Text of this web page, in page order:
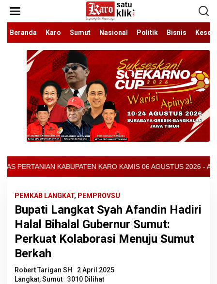
konten
Beranda
Karo Sumut Nasional Politik Bisnis
KARO KAMIS 06 AGUSTUS 2026 - ARCIS BERASTAGI :
PEMKAB LANGKAT, PEMPROVSU
Bupati Langkat Syah Afandin Hadiri
Halal Bihalal Gubernur Sumut:
Perkuat Kolaborasi Menuju Sumut
Berkah
Robert Tarigan SH
2 April 2025
Langkat,Sumut 3010 Dilihat